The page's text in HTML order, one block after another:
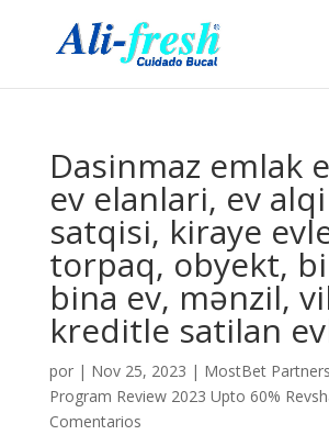
Dasinmaz emlak
ev elanlari, ev alqi
satqisi, kiraye
torpaq, obyekt,
bina ev, mənzil,
kreditle satilan
por | Nov 25, 2023 | MostBet
Program Review 2023 Upto 60%
Comentarios